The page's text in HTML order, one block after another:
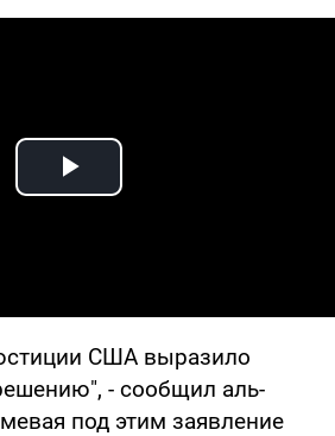
Play Video
США выразило
- сообщил аль-
под этим заявление